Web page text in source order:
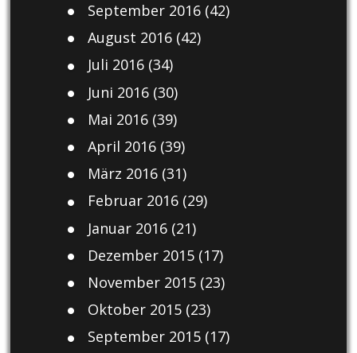
September 2016(42)
August 2016(42)
Juli 2016(34)
Juni 2016(30)
Mai 2016(39)
April 2016(39)
März 2016(31)
Februar 2016(29)
Januar 2016(21)
Dezember 2015(17)
November 2015(23)
Oktober 2015(23)
September 2015(17)